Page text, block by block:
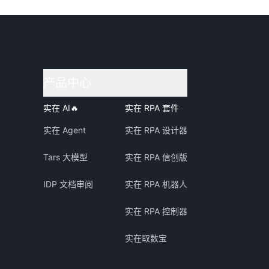
实在 AI🔥
实在 Agent
Tars 大模型
IDP 文档审阅
实在 RPA 套件
实在 RPA 设计器
实在 RPA 信创版
实在 RPA 机器人
实在 RPA 控制器
实在取数宝